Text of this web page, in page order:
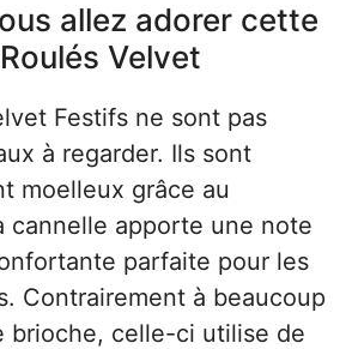
allez adorer cette
Velvet
Festifs ne sont pas
à regarder. Ils sont
moelleux grâce au
cannelle apporte une note
parfaite pour les
Contrairement à beaucoup
brioche, celle-ci utilise de